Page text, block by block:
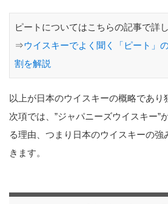
ピートについてはこちらの記事で詳
⇒ウイスキーでよく聞く「ピート」
割を解説
以上が日本のウイスキーの概略であり
次項では、”ジャパニーズウイスキー”
る理由、つまり日本のウイスキーの強
きます。